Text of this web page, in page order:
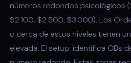
números redondos psicológicos
$2.100, $2.500, $3.000). Los
o cerca de estos niveles tienen
elevada. El setup: identifica OBs